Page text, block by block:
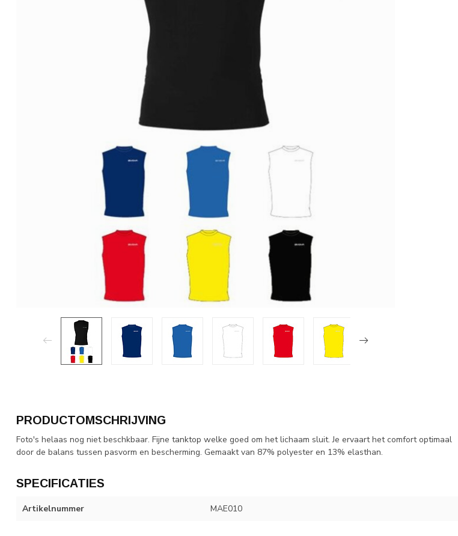
PRODUCTOMSCHRIJVING
Foto's helaas nog niet beschkbaar. Fijne tanktop welke goed om het lichaam sluit. Je ervaart het comfort optimaal
door de balans tussen pasvorm en bescherming. Gemaakt van 87% polyester en 13% elasthan.
SPECIFICATIES
Artikelnummer MAE010